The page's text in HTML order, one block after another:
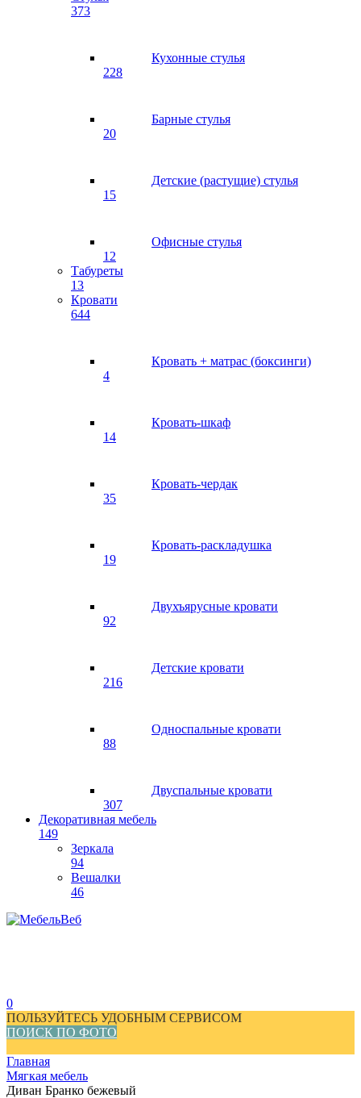
373
Кухонные стулья
228
Барные стулья
20
Детские (растущие) стулья
15
Офисные стулья
12
Табуреты
13
Кровати
644
Кровать + матрас (боксинги)
4
Кровать-шкаф
14
Кровать-чердак
35
Кровать-раскладушка
19
Двухъярусные кровати
92
Детские кровати
216
Односпальные кровати
88
Двуспальные кровати
307
Декоративная мебель
149
Зеркала
94
Вешалки
46
0
ПОЛЬЗУЙТЕСЬ УДОБНЫМ СЕРВИСОМ
ПОИСК ПО ФОТО
Главная
Мягкая мебель
Диван Бранко бежевый